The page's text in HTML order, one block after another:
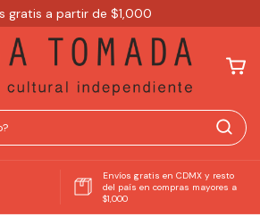
gratis a partir de $1,000
Envíos gratis en CDMX y resto
del país en compras mayores a
$1,000